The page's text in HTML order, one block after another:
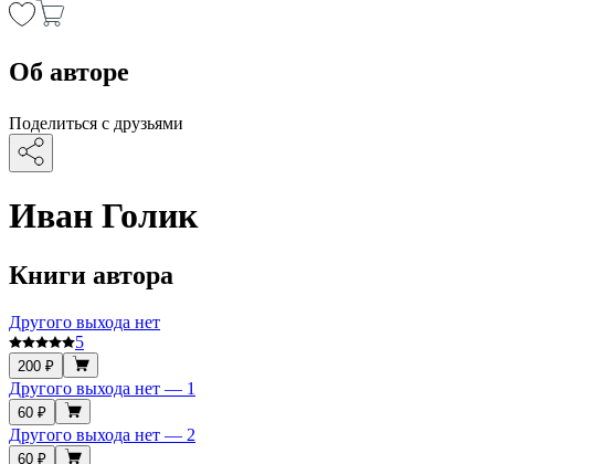
Об авторе
Поделиться с друзьями
Иван Голик
Книги автора
Другого выхода нет
5
200 ₽
Другого выхода нет — 1
60 ₽
Другого выхода нет — 2
60 ₽